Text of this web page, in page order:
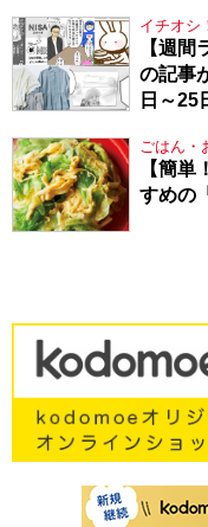
イチオシ
【週
の記事
日～
ごはん・
【簡
すめの